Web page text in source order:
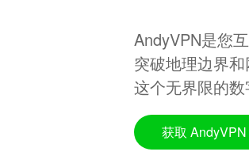
AndyVPN是您
突破地理边界
这个无界限的数
获取 AndyVPN